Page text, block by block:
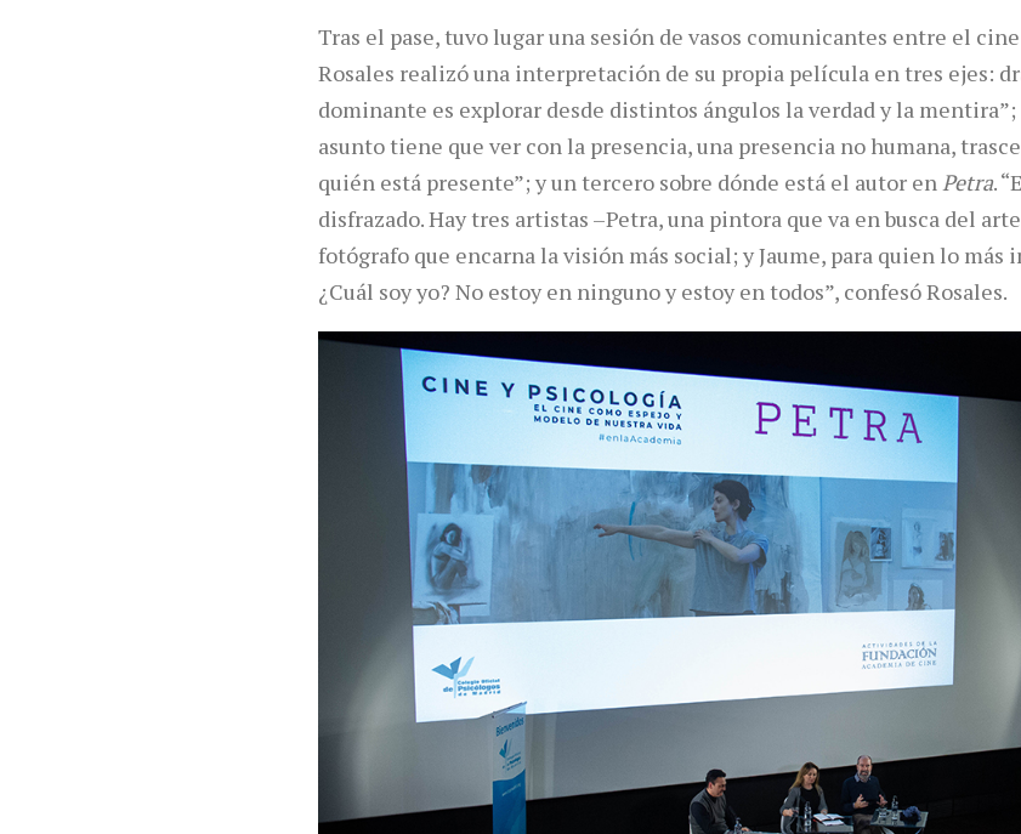
Tras el pase, tuvo lugar una sesión de vasos comunicantes entre el
Rosales realizó una interpretación de su propia película en tres ejes:
dominante es explorar desde distintos ángulos la verdad y la
asunto tiene que ver con la presencia, una presencia no humana,
quién está presente”; y un tercero sobre dónde está el autor enPetra.
disfrazado. Hay tres artistas –Petra, una pintora que va en busca del
fotógrafo que encarna la visión más social; y Jaume, para quien lo
¿Cuál soy yo? No estoy en ninguno y estoy en todos”, confesó Rosales.